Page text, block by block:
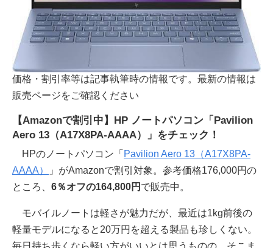
価格・割引率等は記事執筆時の情報です。最新の情報は
販売ページをご確認ください
【Amazonで割引中】HP ノートパソコン「Pavilion
Aero 13（A17X8PA-AAAA）」をチェック！
HPのノートパソコン「 Pavilion Aero 13（A17X8PA-
AAAA）
」がAmazonで割引対象。参考価格176,000円の
ところ、 6％オフの164,800円 で販売中。
モバイルノートは軽さが魅力だが、最近は1kg前後の
軽量モデルになると20万円を超える製品も珍しくない。